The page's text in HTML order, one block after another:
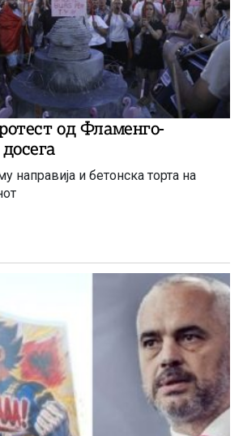
од Фламенго-
направија и бетонска торта на